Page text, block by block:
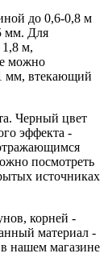
до 0,6-0,8 м
мм. Для
м,
можно
мм, втекающий
Черный цвет
эффекта -
посмотреть
источниках
корней -
материал -
нашем магазине